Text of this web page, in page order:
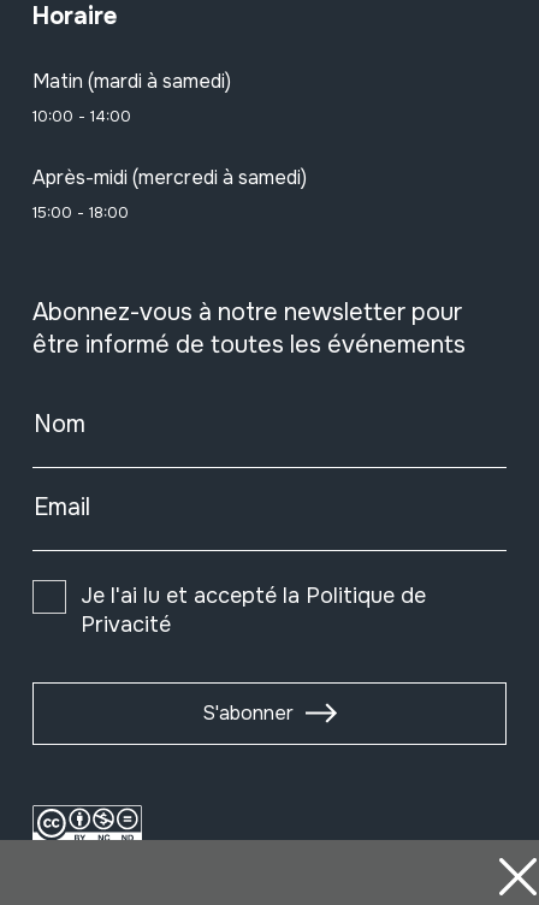
Horaire
Matin (mardi à samedi)
10:00 - 14:00
Après-midi (mercredi à samedi)
15:00 - 18:00
Abonnez-vous à notre newsletter pour
être informé de toutes les événements
Nom
Email
Je l'ai lu et accepté la Politique de
Privacité
S'abonner